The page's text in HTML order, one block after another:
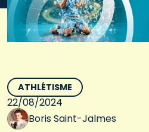
ATHLÉTISME
22/08/2024
Boris Saint-Jalmes